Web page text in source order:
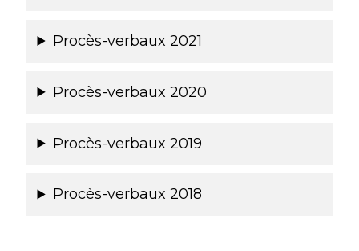
Procès-verbaux 2021
Procès-verbaux 2020
Procès-verbaux 2019
Procès-verbaux 2018